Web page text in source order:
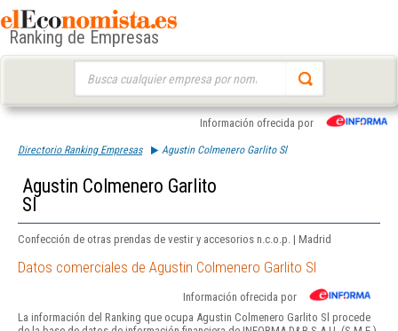
Ranking de Empresas
Información ofrecida por
Directorio Ranking Empresas Agustin Colmenero Garlito Sl
Agustin Colmenero Garlito
Sl
Confección de otras prendas de vestir y accesorios n.c.o.p. | Madrid
Datos comerciales de Agustin Colmenero Garlito Sl
Información ofrecida por
La información del Ranking que ocupa Agustin Colmenero Garlito Sl procede